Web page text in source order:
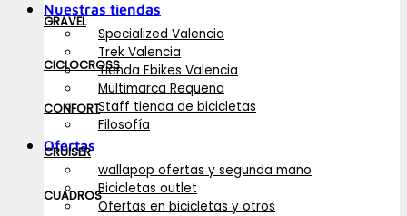
Nuestras tiendas
Specialized Valencia
Trek Valencia
Tienda Ebikes Valencia
Multimarca Requena
Staff tienda de bicicletas
Filosofía
Ofertas
wallapop ofertas y segunda mano
Bicicletas outlet
Ofertas en bicicletas y otros
GRAVEL
CICLOCROSS
CONFORT
CRUISER
CUADROS